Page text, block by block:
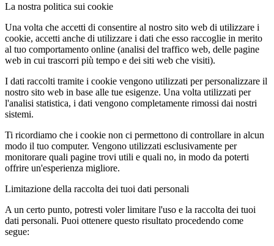
La nostra politica sui cookie
Una volta che accetti di consentire al nostro sito web di utilizzare i
cookie, accetti anche di utilizzare i dati che esso raccoglie in merito
al tuo comportamento online (analisi del traffico web, delle pagine
web in cui trascorri più tempo e dei siti web che visiti).
I dati raccolti tramite i cookie vengono utilizzati per personalizzare il
nostro sito web in base alle tue esigenze. Una volta utilizzati per
l'analisi statistica, i dati vengono completamente rimossi dai nostri
sistemi.
Ti ricordiamo che i cookie non ci permettono di controllare in alcun
modo il tuo computer. Vengono utilizzati esclusivamente per
monitorare quali pagine trovi utili e quali no, in modo da poterti
offrire un'esperienza migliore.
Limitazione della raccolta dei tuoi dati personali
A un certo punto, potresti voler limitare l'uso e la raccolta dei tuoi
dati personali. Puoi ottenere questo risultato procedendo come
segue: